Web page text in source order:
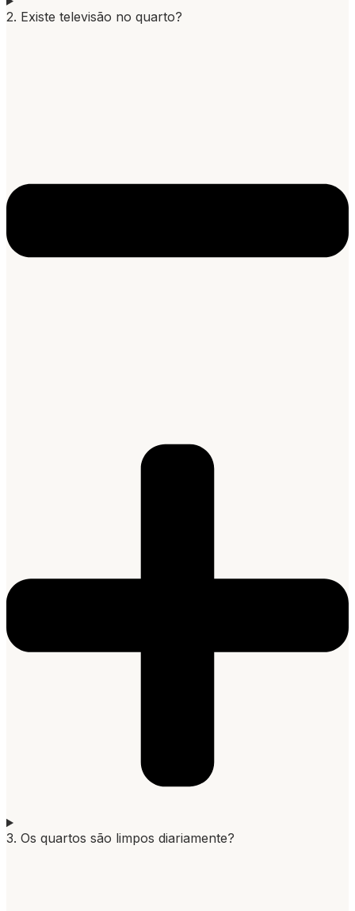
2. Existe televisão no quarto?
3. Os quartos são limpos diariamente?